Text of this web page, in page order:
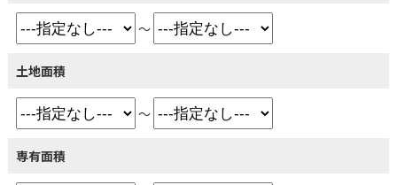
～
土地面積
～
専有面積